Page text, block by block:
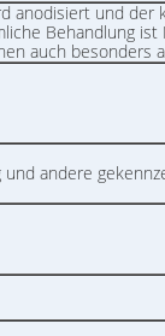
anodisiert und der
Behandlung ist
auch besonders
andere